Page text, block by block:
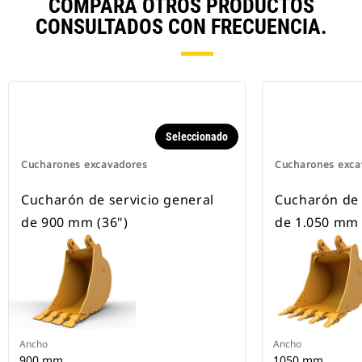
COMPARA OTROS PRODUCTOS
CONSULTADOS CON FRECUENCIA.
Cucharones excavadores
Seleccionado
Cucharón de servicio general
de 900 mm (36")
Ancho
Cucharones
Cucharón
de 1.050
Ancho